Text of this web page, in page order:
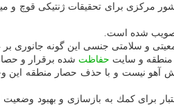
مركزی برای تحقیقات ژنتیكی قوچ و
و سلامتی جنسی این گونه جانوری
منطقه و سایت حفاظت شده برقرار و
آهو نیست و با حذف حصار منطقه این
از 30 میلیارد ریال اعتبار برای كمك به بازسازی